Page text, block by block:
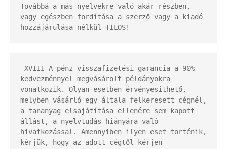
Továbbá a más nyelvekre való akár részben,
vagy egészben fordítása a szerző vagy a kiadó
hozzájárulása nélkül TILOS!
kedvezménnyel megvásárolt példányokra
vonatkozik. Olyan esetben érvényesíthető,
melyben vásárló egy általa felkeresett cégnél,
a tananyag elsajátítása ellenére sem kapott
állást, a nyelvtudás hiányára való
hivatkozással. Amennyiben ilyen eset történik,
kérjük, hogy az adott cégtől kérjen